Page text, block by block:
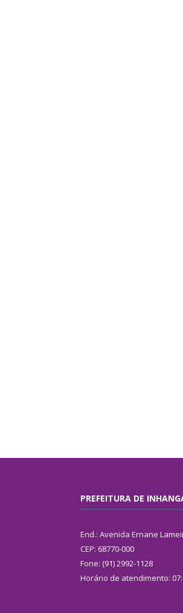
PREFEITURA DE
End.: Avenida Ernane
CEP: 68770-000
Fone: (91) 2992-1128
Horário de atendimento: